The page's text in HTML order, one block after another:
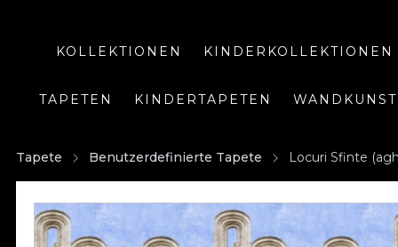
KOLLEKTIONEN KINDERKOLLEKTIONEN
TAPETEN KINDERTAPETEN WANDKUNST
Tapete Benutzerdefinierte Tapete Locuri Sfinte